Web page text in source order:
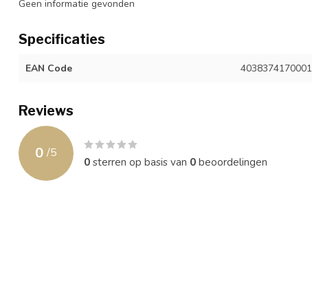
Geen informatie gevonden
Specificaties
EAN Code 4038374170001
Reviews
0 /5
0sterren op basis van 0beoordelingen